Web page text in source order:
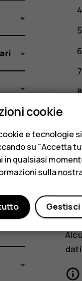
cookie
e tecnologie
su "Accetta
in qualsiasi
sulla